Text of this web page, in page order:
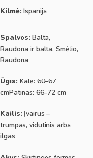
Kilmė: Ispanija
Spalvos: Balta,
Raudona ir balta, Smėlio,
Raudona
Ūgis: Kalė: 60–67
cmPatinas: 66–72 cm
Kailis: Įvairus –
trumpas, vidutinis arba
ilgas